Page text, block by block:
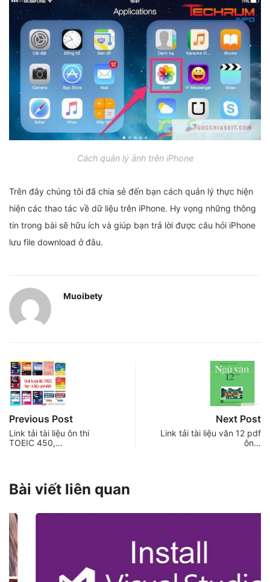
Cách quản lý ảnh trên iPhone
Trên đây chúng tôi đã chia sẻ đến bạn cách quản lý thực hiện
hiện các thao tác về dữ liệu trên iPhone. Hy vọng những thông
tin trong bài sẽ hữu ích và giúp bạn trả lời được câu hỏi iPhone
lưu file download ở đâu.
Muoibety
Previous Post
Link tải tài liệu ôn thi
TOEIC 450,…
Next Post
Link tải tài liệu văn 12 pdf
ôn…
Bài viết liên quan